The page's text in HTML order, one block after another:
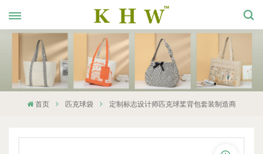
首页 匹克球袋 定制标志设计师匹克球桨背包套装制造商